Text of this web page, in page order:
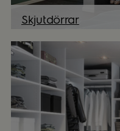
Skjutdörrar